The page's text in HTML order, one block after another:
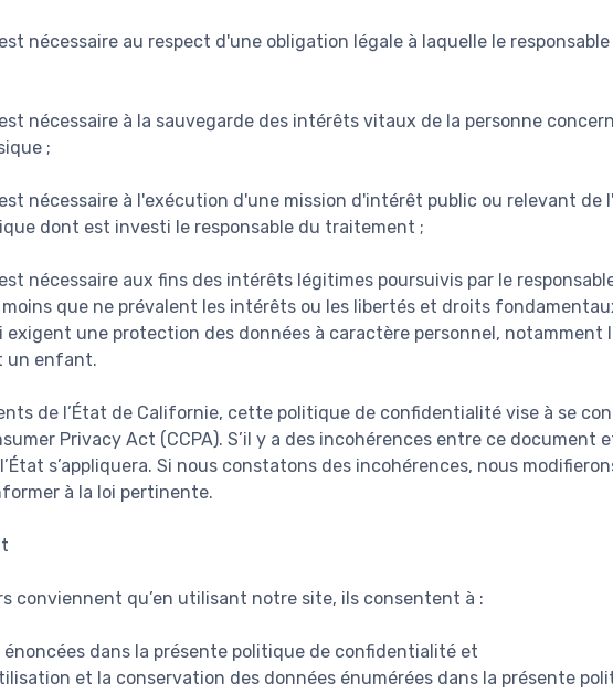
nécessaire au respect d'une obligation légale à laquelle le
nécessaire à la sauvegarde des intérêts vitaux de la personne
;
nécessaire à l'exécution d'une mission d'intérêt public ou relevant de
dont est investi le responsable du traitement ;
nécessaire aux fins des intérêts légitimes poursuivis par le
que ne prévalent les intérêts ou les libertés et droits
exigent une protection des données à caractère personnel, notamment
un enfant.
de l’État de Californie, cette politique de confidentialité vise à se
Privacy Act (CCPA). S’il y a des incohérences entre ce document
s’appliquera. Si nous constatons des incohérences, nous
à la loi pertinente.
conviennent qu’en utilisant notre site, ils consentent à :
dans la présente politique de confidentialité et
et la conservation des données énumérées dans la présente